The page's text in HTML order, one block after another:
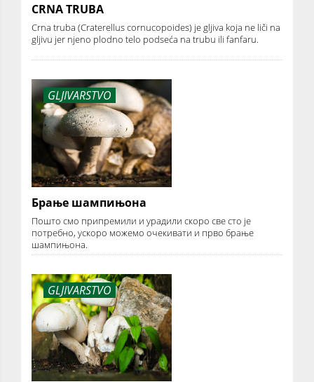
CRNA TRUBA
Crna truba (Craterellus cornucopoides) je gljiva koja ne liči na
gljivu jer njeno plodno telo podseća na trubu ili fanfaru.
GLJIVARSTVO
Брање шампињона
Пошто смо припремили и урадили скоро све сто је
потребно, ускоро можемо очекивати и прво брање
шампињона.
GLJIVARSTVO